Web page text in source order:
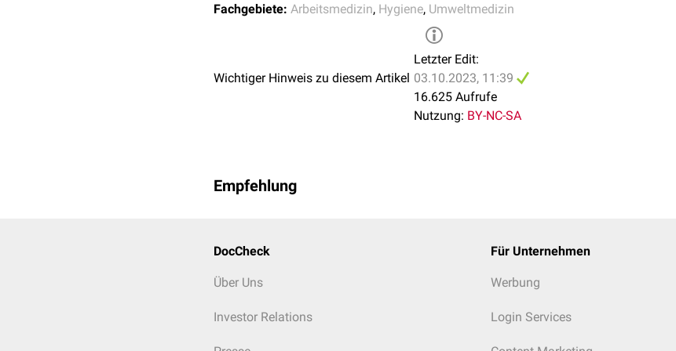
Schwangerschafts- und Schwangerschaftskonfliktberatung
Selbsthilfegruppen
Untersuchungen bei Fahrerlaubnisverlängerungen
(Einhaltung hygienischer Vorschriften z.B. in Betrieben oder
Lebensmittelhygiene/Gesundheitspass
Fachgebiete: Arbeitsmedizin, Hygiene, Umweltmedizin
Wichtiger Hinweis zu diesem Artikel
Letzter Edit:
03.10.2023, 11:39
16.625 Aufrufe
Nutzung: BY-NC-SA
Empfehlung
DocCheck
Über Uns
Investor Relations
Für Unternehmen
Werbung
Login Services